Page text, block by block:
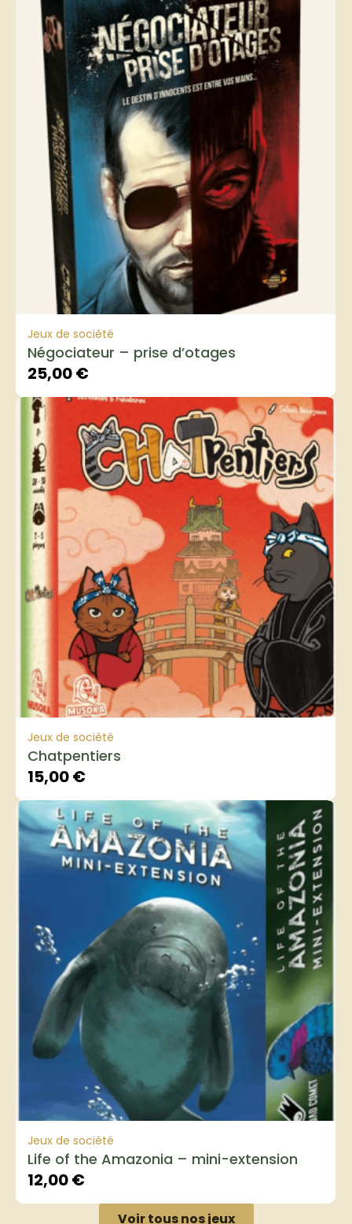
Jeux de société
Négociateur – prise d’otages
25,00€
Jeux de société
Chatpentiers
15,00€
Jeux de société
Life of the Amazonia – mini-extension
12,00€
Voir tous nos jeux